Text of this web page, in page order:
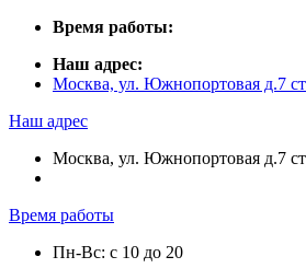
Время работы:
Наш адрес:
Москва, ул. Южнопортовая д.7
Наш адрес
Москва, ул. Южнопортовая д.7
Время работы
Пн-Вс: с 10 до 20